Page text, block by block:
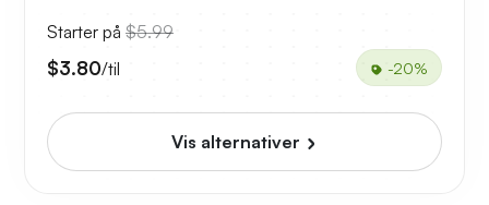
Starter på $5.99
$3.80/til -20%
Vis alternativer